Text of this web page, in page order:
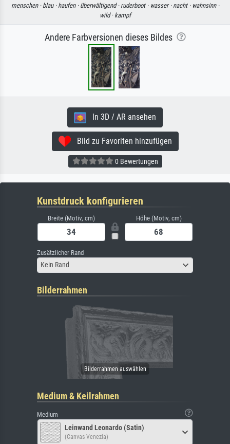
menschen · blau · haufen · überwältigend · ruderboot · wasser · nacht · wahnsinn ·
wild · kampf
Andere Farbversionen dieses Bildes
In 3D / AR ansehen
Bild zu Favoriten hinzufügen
0 Bewertungen
Kunstdruck konfigurieren
Breite (Motiv, cm) Höhe (Motiv, cm)
Zusätzlicher Rand
Kein Rand
Bilderrahmen
Medium & Keilrahmen
Medium
Leinwand Leonardo (Satin)
(Canvas Venezia)